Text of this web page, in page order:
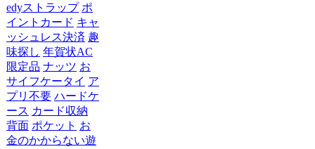
edyストラップ ポ
イントカード キャ
ッシュレス決済 趣
味探し 年賀状AC
限定品 ナッツ お
サイフケータイ ア
プリ不要 ハードケ
ース カード収納
背面 ポケット お
金のかからない遊